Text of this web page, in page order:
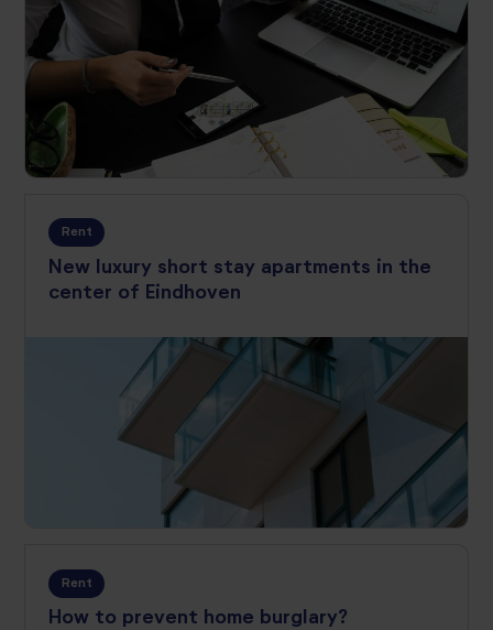
Rent
New luxury short stay apartments in the
center of Eindhoven
Rent
How to prevent home burglary?